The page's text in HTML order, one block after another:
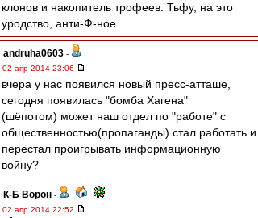
клонов и накопитель трофеев. Тьфу, на это
уродство, анти-Ф-ное.
andruha0603 -
02 апр 2014 23:06
вчера у нас появился новый пресс-атташе,
сегодня появилась "бомба Хагена"
(шёпотом) может наш отдел по "работе" с
общественностью(пропаганды) стал работать и
перестал проигрывать информационную
войну?
К-Б Ворон -
02 апр 2014 22:52